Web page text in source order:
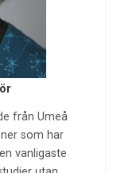
från Umeå
som har
vanligaste